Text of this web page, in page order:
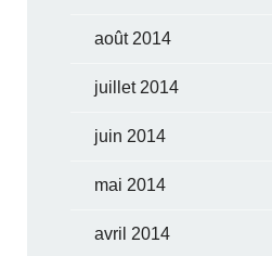
août 2014
juillet 2014
juin 2014
mai 2014
avril 2014